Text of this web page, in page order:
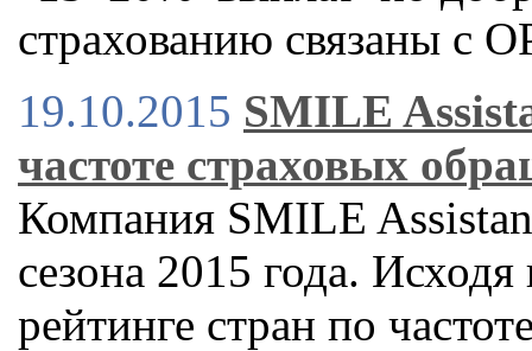
страхованию связаны с
19.10.2015 SMILE
частоте страховых
Компания SMILE
сезона 2015 года. Исходя
рейтинге стран по